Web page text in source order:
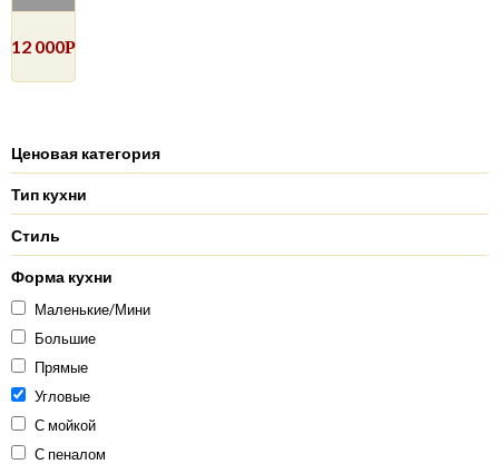
12 000Р
Ценовая категория
Тип кухни
Стиль
Форма кухни
Маленькие/Мини
Большие
Прямые
Угловые
С мойкой
С пеналом